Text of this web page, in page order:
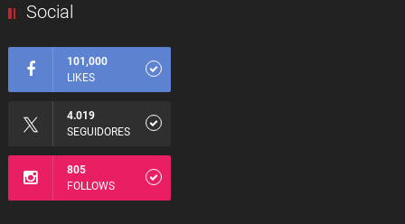
Social
101,000
LIKES
4.019
SEGUIDORES
805
FOLLOWS